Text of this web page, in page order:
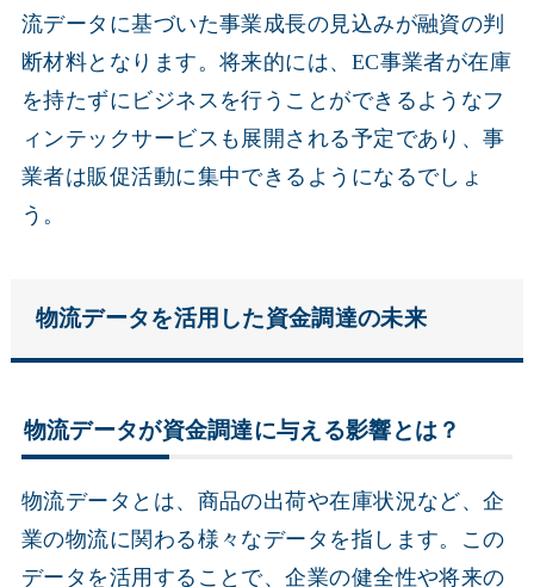
流データに基づいた事業成長の見込みが融資の判
断材料となります。将来的には、EC事業者が在庫
を持たずにビジネスを行うことができるようなフ
ィンテックサービスも展開される予定であり、事
業者は販促活動に集中できるようになるでしょ
う。
物流データを活用した資金調達の未来
物流データが資金調達に与える影響とは？
物流データとは、商品の出荷や在庫状況など、企
業の物流に関わる様々なデータを指します。この
データを活用することで、企業の健全性や将来の